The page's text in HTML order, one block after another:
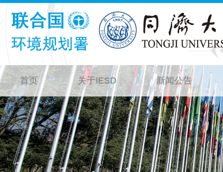
首页 关于IESD 新闻公告